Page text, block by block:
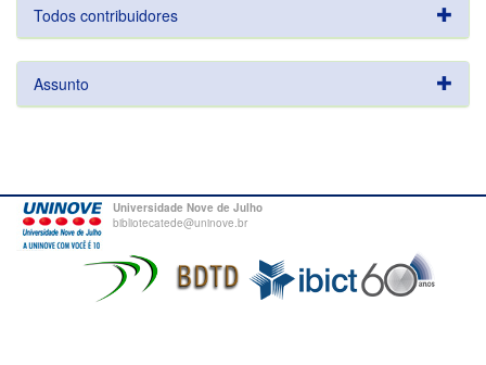
Todos contribuidores
Assunto
Universidade Nove de Julho
bibliotecatede@uninove.br